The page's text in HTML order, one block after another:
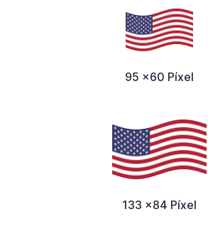
95 x60 Píxel
133 x84 Píxel